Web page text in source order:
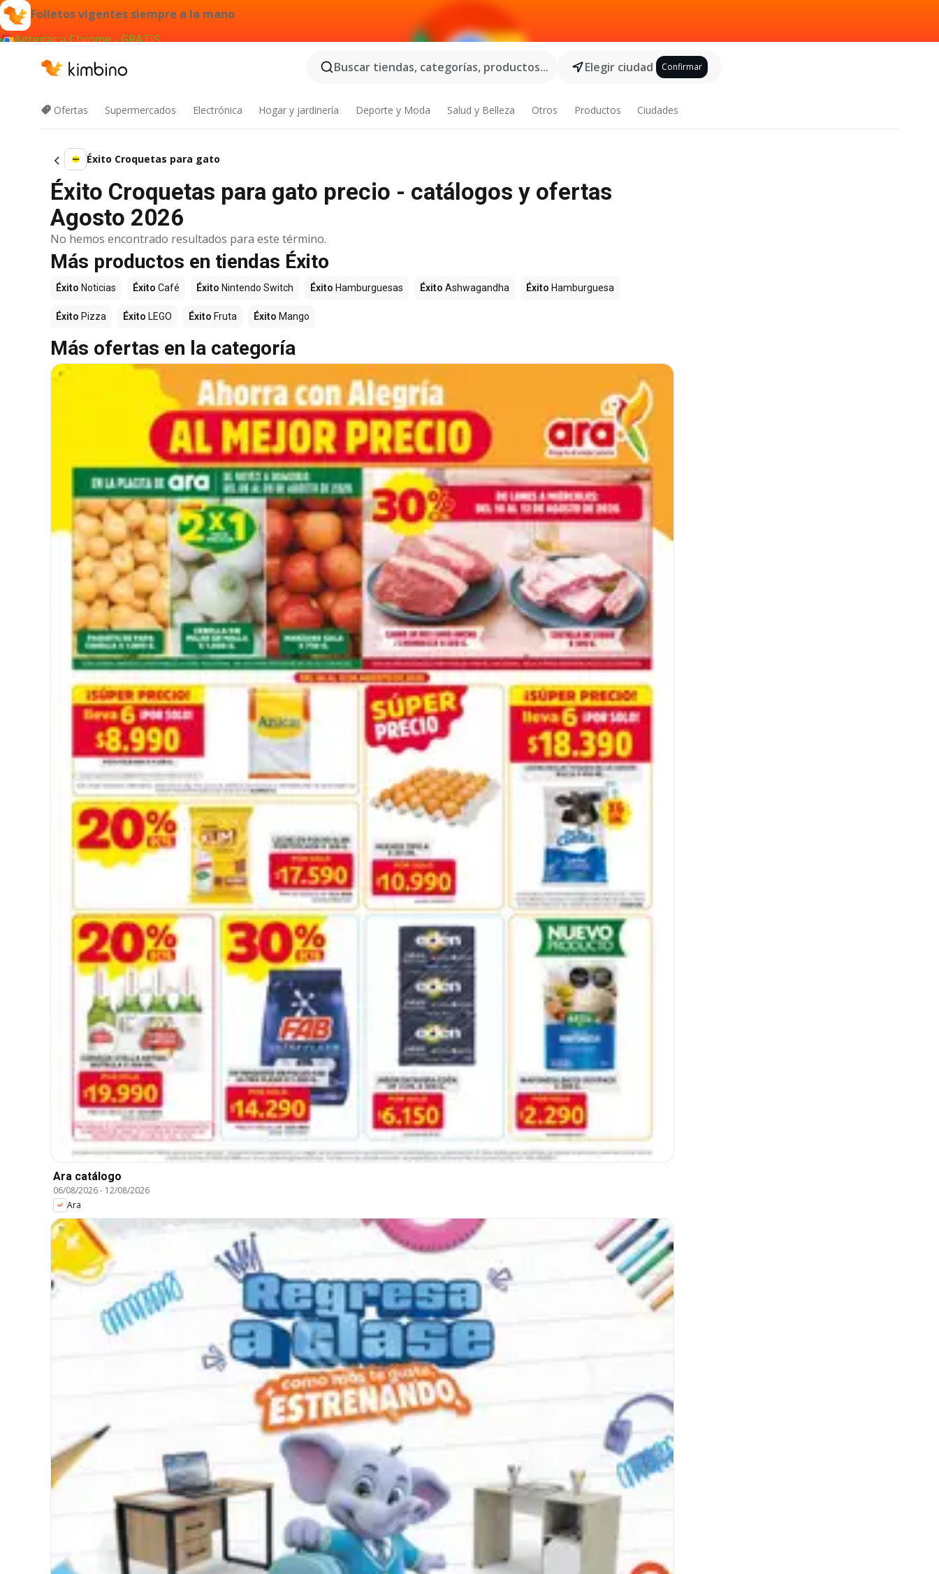
Folletos vigentes siempre a la mano
Agregar a Chrome - GRATIS
Buscar tiendas, categorías, productos...
Elegir ciudad Confirmar
Ofertas Supermercados Electrónica Hogar y jardinería Deporte y Moda Salud y Belleza Otros Productos Ciudades
Éxito Croquetas para gato
Éxito Croquetas para gato precio - catálogos y ofertas
Agosto 2026
No hemos encontrado resultados para este término.
Más productos en tiendas Éxito
Éxito Noticias Éxito Café Éxito Nintendo Switch Éxito Hamburguesas Éxito Ashwagandha Éxito Hamburguesa
Éxito Pizza Éxito LEGO Éxito Fruta Éxito Mango
Más ofertas en la categoría
Ara catálogo
06/08/2026- 12/08/2026
Ara